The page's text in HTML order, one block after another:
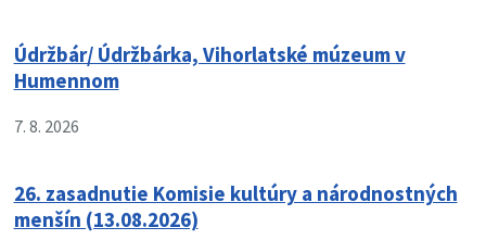
Údržbár/ Údržbárka, Vihorlatské múzeum v
Humennom
7. 8. 2026
26. zasadnutie Komisie kultúry a národnostných
menšín (13.08.2026)